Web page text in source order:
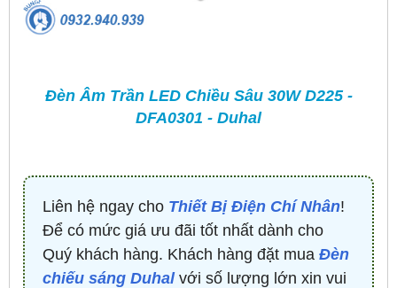
Đèn Âm Trần LED Chiều Sâu 30W D225 -
DFA0301 - Duhal
Liên hệ ngay cho Thiết Bị Điện Chí Nhân!
Để có mức giá ưu đãi tốt nhất dành cho
Quý khách hàng. Khách hàng đặt mua Đèn
chiếu sáng Duhalvới số lượng lớn xin vui